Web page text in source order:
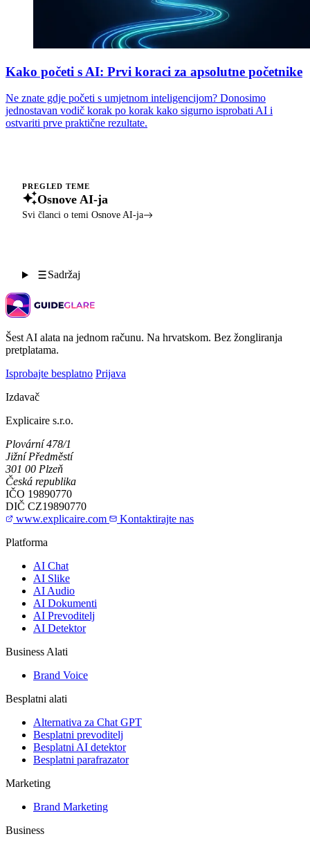
Kako početi s AI: Prvi koraci za apsolutne početnike
Ne znate gdje početi s umjetnom inteligencijom? Donosimo
jednostavan vodič korak po korak kako sigurno isprobati AI i
ostvariti prve praktične rezultate.
PREGLED TEME
Osnove AI-ja
Svi članci o temi Osnove AI-ja
Sadržaj
Šest AI alata na jednom računu. Na hrvatskom. Bez žongliranja
pretplatama.
Isprobajte besplatno Prijava
Izdavač
Explicaire s.r.o.
Plovární 478/1
Jižní Předměstí
301 00 Plzeň
Česká republika
IČO 19890770
DIČ CZ19890770
www.explicaire.com
Kontaktirajte nas
Platforma
AI Chat
AI Slike
AI Audio
AI Dokumenti
AI Prevoditelj
AI Detektor
Business Alati
Brand Voice
Besplatni alati
Alternativa za Chat GPT
Besplatni prevoditelj
Besplatni AI detektor
Besplatni parafrazator
Marketing
Brand Marketing
Business